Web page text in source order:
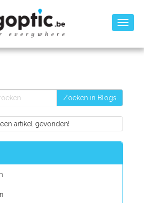
Zoeken in Blogs
artikel gevonden!